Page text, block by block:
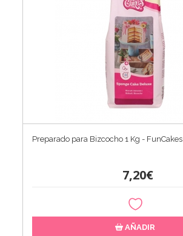
Preparado para Bizcocho 1 Kg - FunCakes
7,20€
AÑADIR